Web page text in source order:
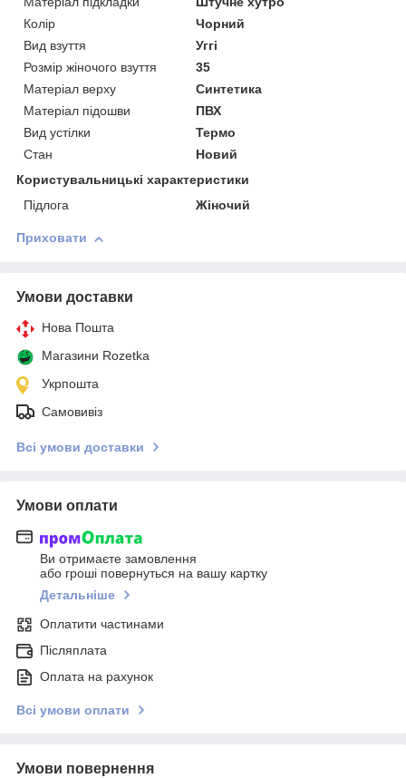
Колір
Чорний
Вид взуття
Уггі
Розмір жіночого взуття
35
Матеріал верху
Синтетика
Матеріал підошви
ПВХ
Вид устілки
Термо
Стан
Новий
Користувальницькі характеристики
Підлога
Жіночий
Приховати
Умови доставки
Нова Пошта
Магазини Rozetka
Укрпошта
Самовивіз
Всі умови доставки
Умови оплати
Ви отримаєте замовлення
або гроші повернуться на вашу картку
Детальніше
Оплатити частинами
Післяплата
Оплата на рахунок
Всі умови оплати
Умови повернення